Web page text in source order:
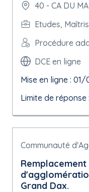
40 - CA DU
Etudes,
Procédure
DCE en ligne
Mise en ligne :
Limite de réponse :
Communauté
Grand Dax.